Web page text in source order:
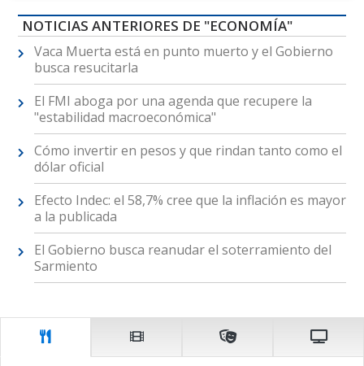
NOTICIAS ANTERIORES DE "ECONOMÍA"
Vaca Muerta está en punto muerto y el Gobierno
busca resucitarla
El FMI aboga por una agenda que recupere la
"estabilidad macroeconómica"
Cómo invertir en pesos y que rindan tanto como el
dólar oficial
Efecto Indec: el 58,7% cree que la inflación es mayor
a la publicada
El Gobierno busca reanudar el soterramiento del
Sarmiento